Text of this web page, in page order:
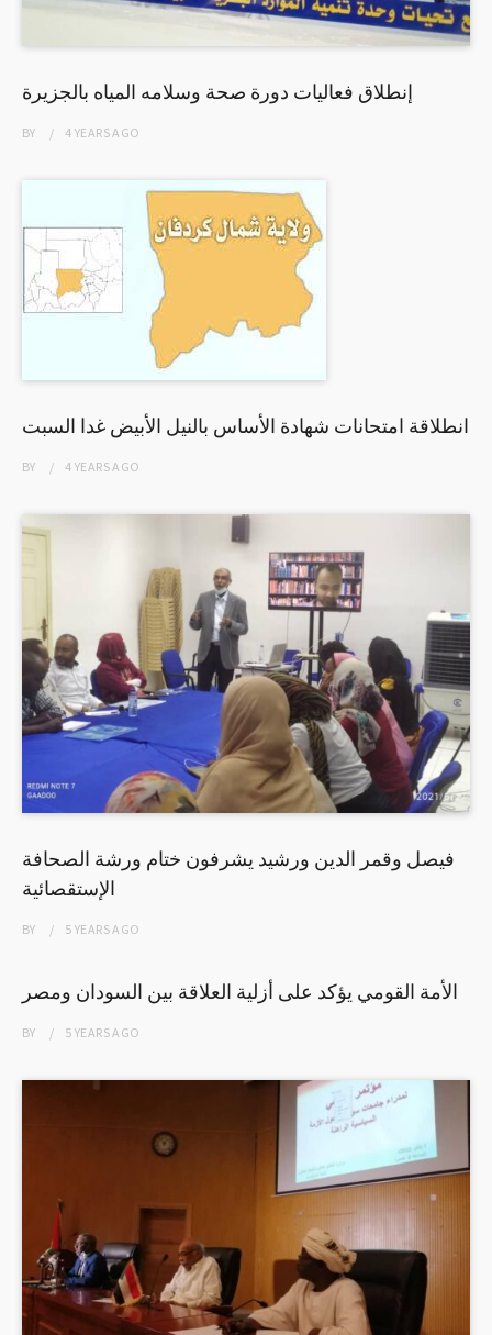
إنطلاق فعاليات دورة صحة وسلامه المياه بالجزيرة
BY 4 YEARSAGO
انطلاقة امتحانات شهادة الأساس بالنيل الأبيض غدا السبت
BY 4 YEARSAGO
فيصل وقمر الدين ورشيد يشرفون ختام ورشة الصحافة
الإستقصائية
BY 5 YEARSAGO
الأمة القومي يؤكد على أزلية العلاقة بين السودان ومصر
BY 5 YEARSAGO